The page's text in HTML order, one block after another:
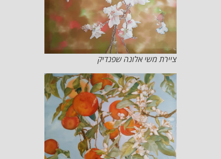
ציירת משי אלונה שפנדיק